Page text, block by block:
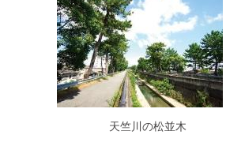
天竺川の松並木